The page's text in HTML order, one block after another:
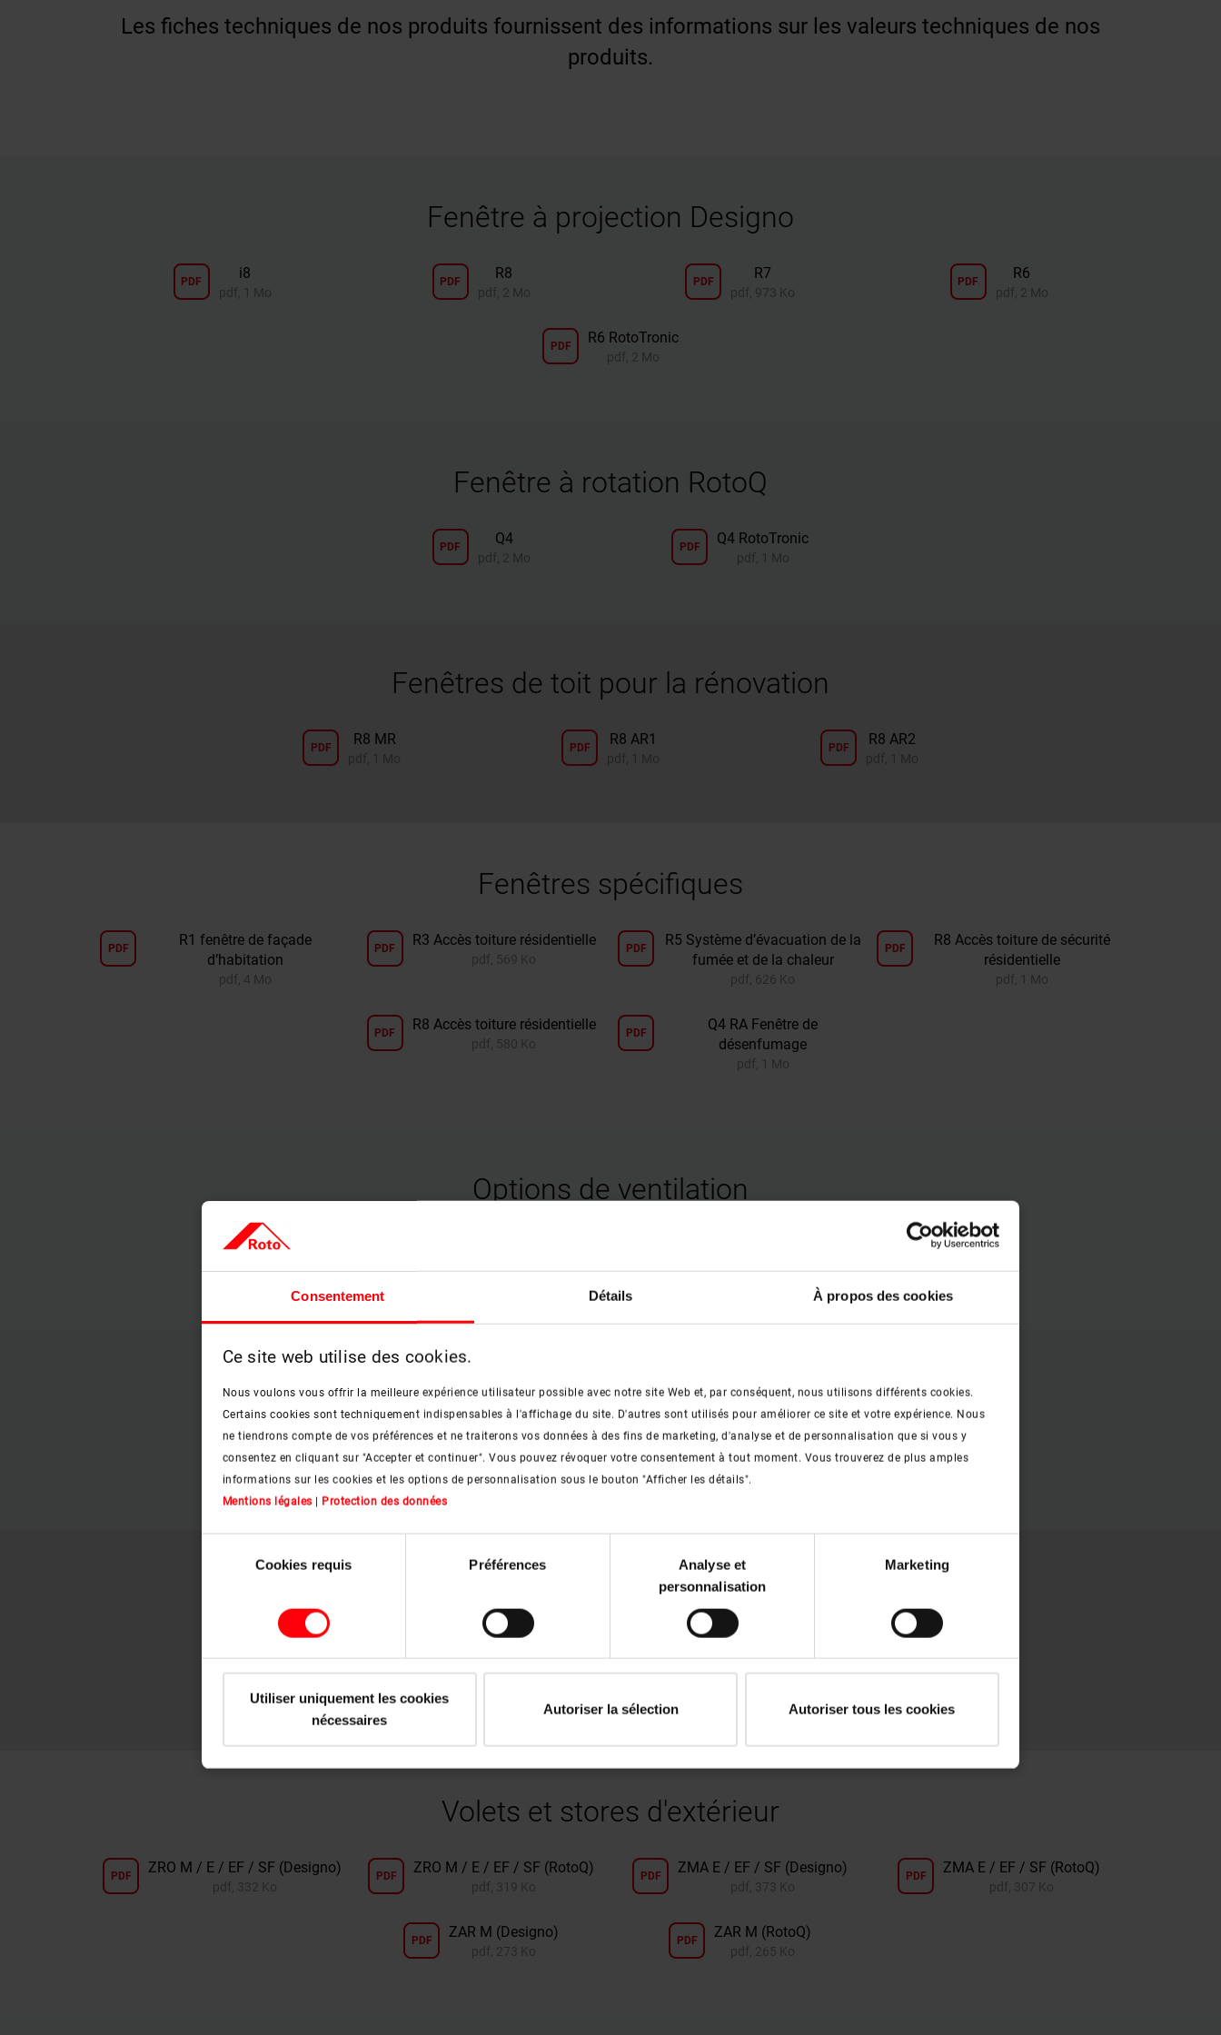
Consentement Détails À propos des cookies
Ce site web utilise des cookies.
Nous voulons vous offrir la meilleure expérience utilisateur possible avec notre site Web et, par conséquent, nous utilisons différents cookies.
Certains cookies sont techniquement indispensables à l'affichage du site. D'autres sont utilisés pour améliorer ce site et votre expérience. Nous
ne tiendrons compte de vos préférences et ne traiterons vos données à des fins de marketing, d'analyse et de personnalisation que si vous y
consentez en cliquant sur "Accepter et continuer". Vous pouvez révoquer votre consentement à tout moment. Vous trouverez de plus amples
informations sur les cookies et les options de personnalisation sous le bouton "Afficher les détails".
Mentions légales
Protection des données
Cookies requis Préférences
Analyse et
personnalisation
Marketing
Utiliser uniquement les cookies
nécessaires
Autoriser la sélection Autoriser tous les cookies
Les fiches techniques de nos produits fournissent des informations sur les valeurs techniques de nos
produits.
Fenêtre à projection Designo
PDF i8
pdf, 1 Mo
PDF R8
pdf, 2 Mo
PDF R7
pdf, 973 Ko
PDF R6
pdf, 2 Mo
PDF R6 RotoTronic
pdf, 2 Mo
Fenêtre à rotation RotoQ
PDF Q4
pdf, 2 Mo
PDF Q4 RotoTronic
pdf, 1 Mo
Fenêtres de toit pour la rénovation
PDF R8 MR PDF R8 AR1 PDF R8 AR2
Fenêtres spécifiques
PDF
R1 fenêtre de façade
d’habitation
pdf, 4 Mo
PDF R3 Accès toiture résidentielle
pdf, 569 Ko
PDF
R5 Système d’évacuation de la
fumée et de la chaleur
pdf, 626 Ko
PDF
R8 Accès toiture de sécurité
résidentielle
pdf, 1 Mo
PDF R8 Accès toiture résidentielle
pdf, 580 Ko
PDF
Q4 RA Fenêtre de
désenfumage
pdf, 1 Mo
Options de ventilation
Habillage intérieur
PDF ZIN Habillage intérieur
pdf, 6 Mo
Cadre de montage et solution pour toit plat
PDF PDF PDF
Volets et stores d'extérieur
PDF ZRO M / E / EF / SF (Designo)
pdf, 332 Ko
PDF ZRO M / E / EF / SF (RotoQ)
pdf, 319 Ko
PDF ZMA E / EF / SF (Designo)
pdf, 373 Ko
PDF ZMA E / EF / SF (RotoQ)
pdf, 307 Ko
PDF ZAR M (Designo)
pdf, 273 Ko
PDF ZAR M (RotoQ)
pdf, 265 Ko